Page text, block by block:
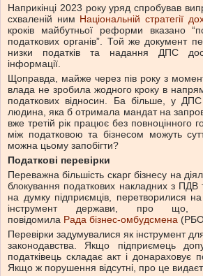
Наприкінці 2023 року уряд спробував
схваленій ним Національній стратегії
кроків майбутньої реформи вказано
податкових органів”. Той же документ
низки податків та надання ДПС
інформації.
Щоправда, майже через пів року з
влада не зробила жодного кроку в
податкових відносин. Ба більше, у
людина, яка б отримала мандат на
вже третій рік працює без повноцінного
між податковою та бізнесом можуть
можна цьому запобігти?
Податкові перевірки
Переважна більшість скарг бізнесу на
блокування податкових накладних з ПДВ
на думку підприємців, перетворилися
інструмент держави, про що,
повідомила Рада бізнес-омбудсмена
Перевірки задумувалися як інструмент
законодавства. Якщо підприємець
податківець складає акт і донараховує
Якщо ж порушення відсутні, про це